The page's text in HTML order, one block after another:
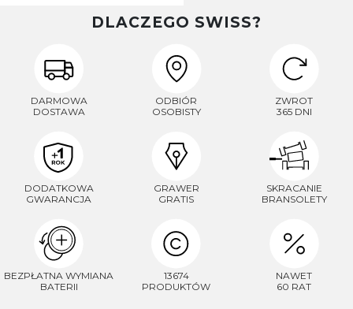
DLACZEGO SWISS?
DARMOWA
DOSTAWA
ODBIÓR
OSOBISTY
ZWROT
365 DNI
DODATKOWA
GWARANCJA
GRAWER
GRATIS
SKRACANIE
BRANSOLETY
BEZPŁATNA WYMIANA
BATERII
13674
PRODUKTÓW
NAWET
60 RAT